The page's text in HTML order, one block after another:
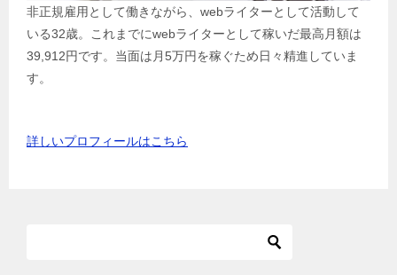
非正規雇用として働きながら、webライターとして活動して
いる32歳。これまでにwebライターとして稼いだ最高月額は
39,912円です。当面は月5万円を稼ぐため日々精進していま
す。
詳しいプロフィールはこちら